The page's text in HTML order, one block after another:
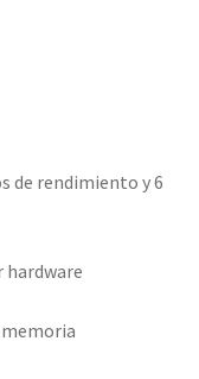
de rendimiento y 6
hardware
memoria